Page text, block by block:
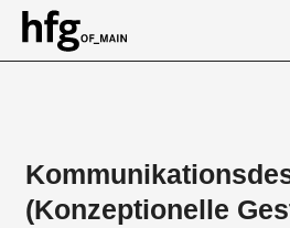
Über
(Konzeptionelle